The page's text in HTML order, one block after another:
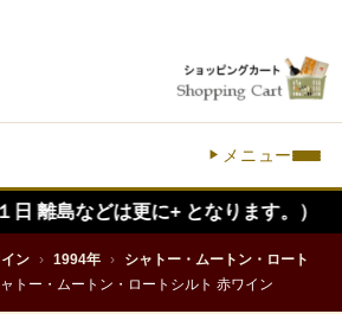
メニュー
は更に+ となります。）
ン › 1994年 ›
シャトー・ムートン・ロート
トー・ムートン・ロートシルト 赤ワイン